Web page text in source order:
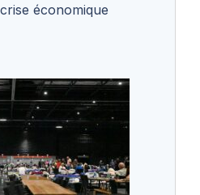
économique